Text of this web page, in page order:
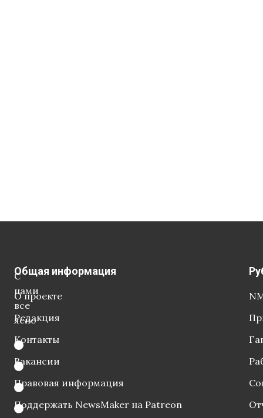
С
нами
все
ясно
Общая информация
О проекте
Редакция
Контакты
Вакансии
Правовая информация
Поддержать NewsMaker на Patreon